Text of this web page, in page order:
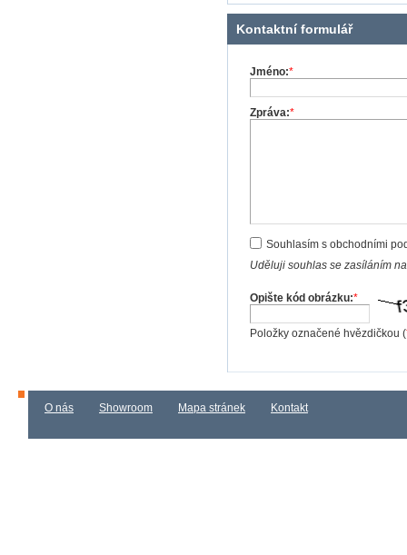
Kontaktní formulář
Jméno:*
Zpráva:*
Souhlasím s obchodními
Uděluji souhlas se zasíláním
Opište kód obrázku:*
Položky označené hvězdičkou (
O nás Showroom Mapa stránek Kontakt